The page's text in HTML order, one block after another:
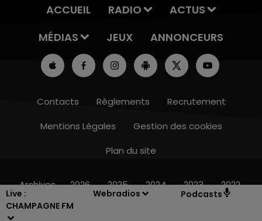
Live :
CHAMPAGNE FM
Webradios Podcasts
ACCUEIL RADIO
ACTUS
MÉDIAS
JEUX ANNONCEURS
Contacts Règlements
Recrutement
Mentions Légales
Gestion des cookies
Plan du site
Archives 2026 2025 2024 2023 2022